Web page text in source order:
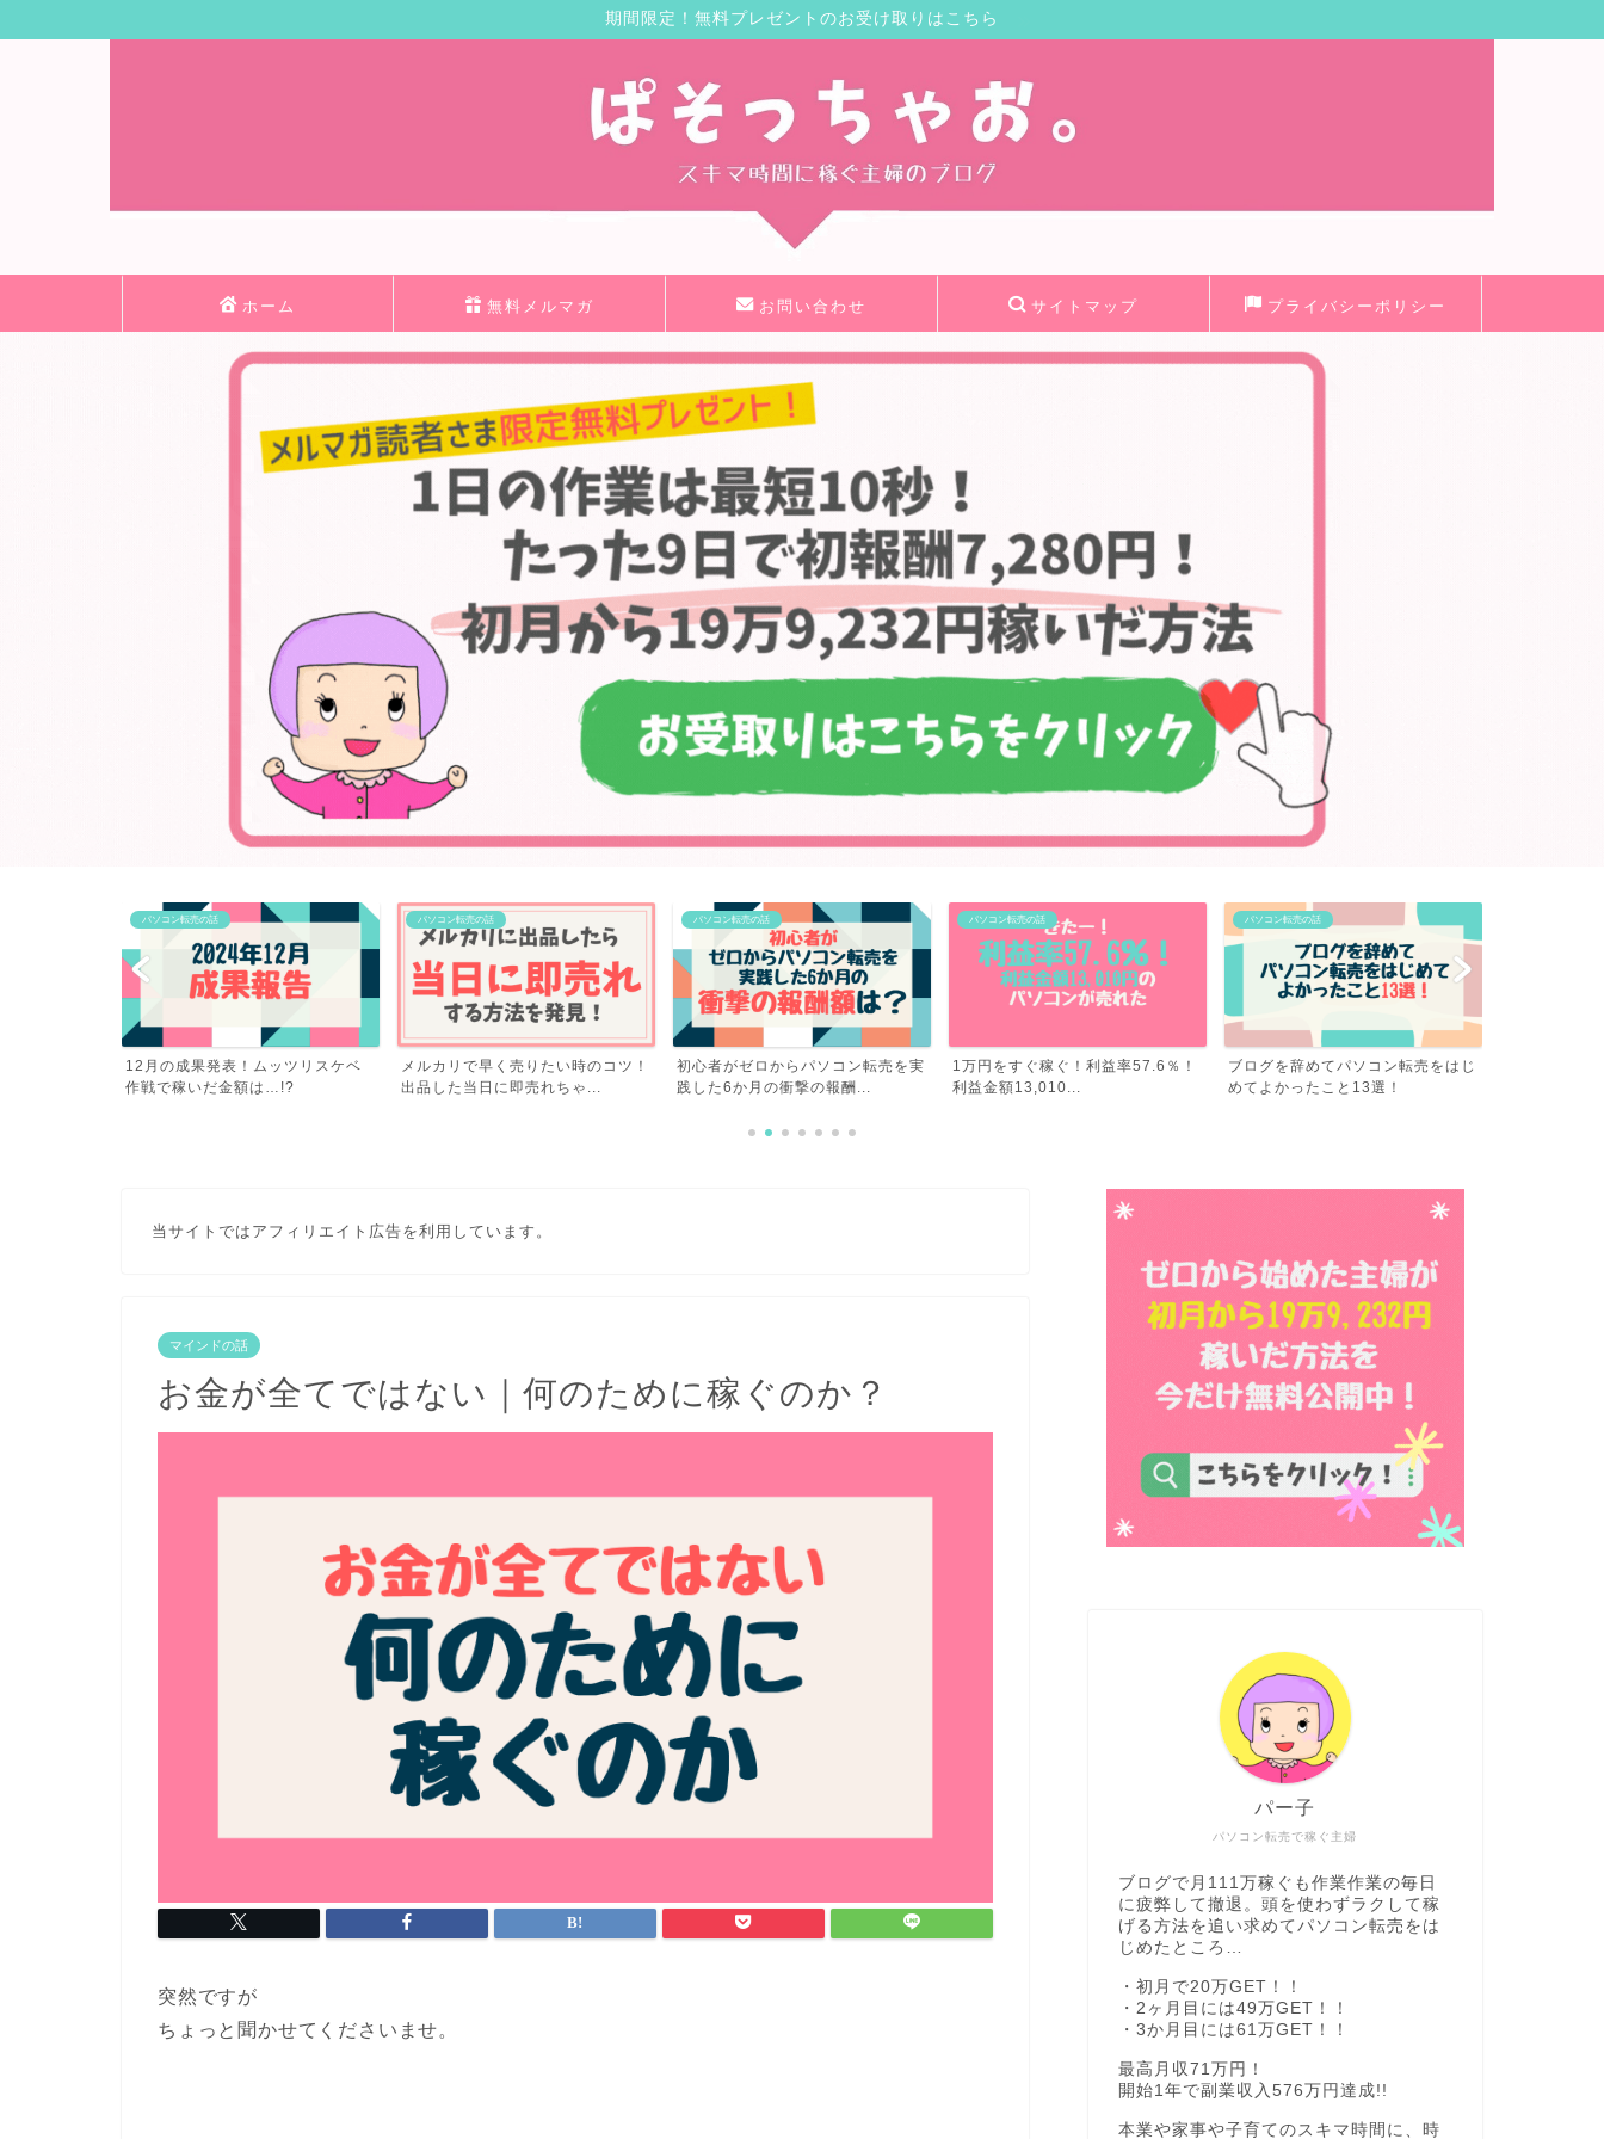
期間限定！無料プレゼントのお受け取りはこちら
ホーム 無料メルマガ お問い合わせ サイトマップ プライバシーポリシー
パソコン転売の話
メルカリで早く売りたい時のコツ！
出品した当日に即売れちゃ...
パソコン転売の話
初心者がゼロからパソコン転売を実
践した6か月の衝撃の報酬...
パソコン転売の話
1万円をすぐ稼ぐ！利益率57.6％！
利益金額13,010...
パソコン転売の話
ブログを辞めてパソコン転売をはじ
めてよかったこと13選！
パソコン転売の話
転売の利益率が高いのはやっぱりコ
レ！６４．６％でパソコン...
当サイトではアフィリエイト広告を利用しています。
マインドの話
お金が全てではない｜何のために稼ぐのか？
突然ですが
ちょっと聞かせてくださいませ。
パソコン転売で稼ぐ主婦
パー子
ブログで月111万稼ぐも作業作業の毎日
に疲弊して撤退。頭を使わずラクして稼
げる方法を追い求めてパソコン転売をは
じめたところ…
・初月で20万GET！！
・2ヶ月目には49万GET！！
・3か月目には61万GET！！
最高月収71万円！
開始1年で副業収入576万円達成!!
本業や家事や子育てのスキマ時間に、時